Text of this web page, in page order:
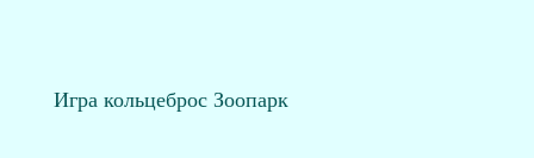
Игра кольцеброс Зоопарк